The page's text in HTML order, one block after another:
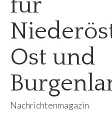
Ost und
Nachrichtenmagazin